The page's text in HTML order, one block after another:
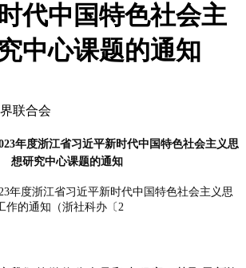
代中国特色社会主
中心课题的通知
联合会
年度浙江省习近平新时代中国特色社会主义思
想研究中心课题的通知
年度浙江省习近平新时代中国特色社会主义思
作的通知（浙社科办〔2